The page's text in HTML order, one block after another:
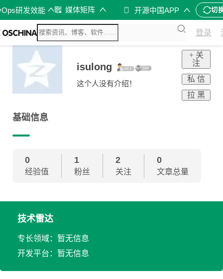
研发效能 媒体矩阵 开源中国APP 切
登录
isulong
这个人没有介绍！
+ 关
注
私 信
拉 黑
基础信息
0
经验值
1
粉丝
2
关注
0
文章总量
技术雷达
专长领域：暂无信息
开发平台：暂无信息